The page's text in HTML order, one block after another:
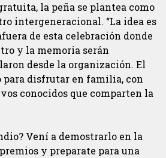
la peña se plantea como
intergeneracional. “La idea es
de esta celebración donde
y la memoria serán
desde la organización. El
para disfrutar en familia, con
conocidos que comparten la
Vení a demostrarlo en la
y preparate para una